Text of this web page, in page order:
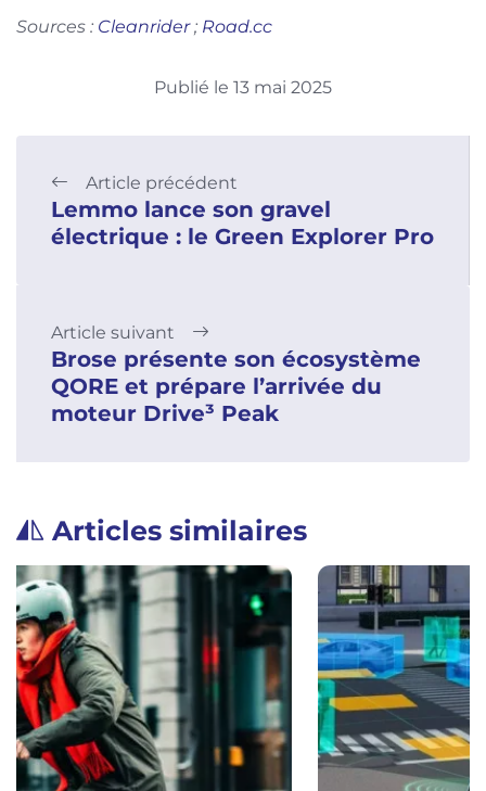
Sources : Cleanrider; Road.cc
Publié le 13 mai 2025
Article précédent
Lemmo lance son gravel
électrique : le Green Explorer Pro
Article suivant
Brose présente son écosystème
QORE et prépare l’arrivée du
moteur Drive³ Peak
Articles similaires